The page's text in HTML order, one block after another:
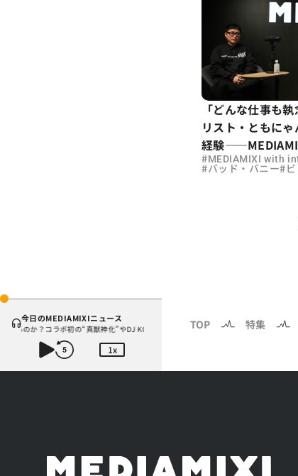
今日のMEDIAMIXIニュース
か？コラボ初の“真獣神化”やDJ KOO、てつや、兎田ぺこら、壱百満天原サロメらも
1x
「どんな仕事も
リスト・ともに
経験
#MEDIAMIXI with
#バッド・バニー#
TOP 特集